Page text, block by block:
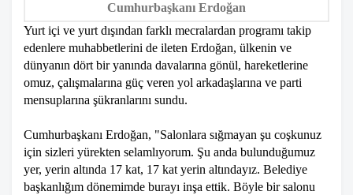
Cumhurbaşkanı Erdoğan
Yurt içi ve yurt dışından farklı mecralardan programı takip
edenlere muhabbetlerini de ileten Erdoğan, ülkenin ve
dünyanın dört bir yanında davalarına gönül, hareketlerine
omuz, çalışmalarına güç veren yol arkadaşlarına ve parti
mensuplarına şükranlarını sundu.
Cumhurbaşkanı Erdoğan, "Salonlara sığmayan şu coşkunuz
için sizleri yürekten selamlıyorum. Şu anda bulunduğumuz
yer, yerin altında 17 kat, 17 kat yerin altındayız. Belediye
başkanlığım dönemimde burayı inşa ettik. Böyle bir salonu